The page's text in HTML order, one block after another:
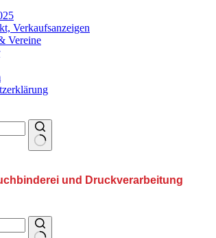
Verkaufsanzeigen
Vereine
und Druckverarbeitung